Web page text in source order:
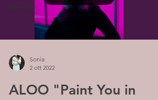
Interviste
Sonia
2 ott 2022
ALOO "Paint You in